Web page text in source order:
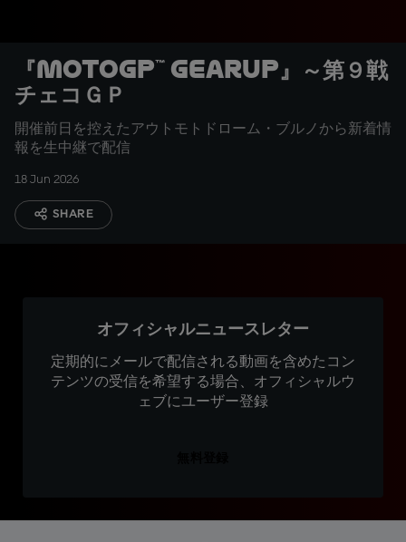
『MotoGP™ GearUp』～第９戦
チェコＧＰ
開催前日を控えたアウトモトドローム・ブルノから新着情
報を生中継で配信
18 Jun 2026
SHARE
オフィシャルニュースレター
定期的にメールで配信される動画を含めたコン
テンツの受信を希望する場合、オフィシャルウ
ェブにユーザー登録